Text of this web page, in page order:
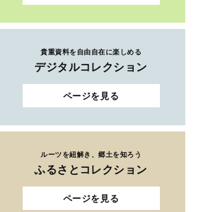
貴重資料を自由自在に楽しめる
デジタルコレクション
ページを見る
ルーツを紐解き、郷土を知ろう
ふるさとコレクション
ページを見る